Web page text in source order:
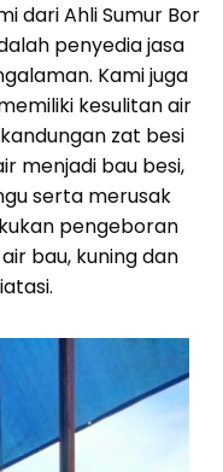
dari Ahli Sumur Bor
penyedia jasa
Kami juga
kesulitan air
zat besi
menjadi bau besi,
serta merusak
pengeboran
bau, kuning dan